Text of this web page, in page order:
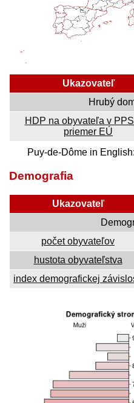
Ukazovateľ
Hrubý
HDP na obyvateľa v
priemer EÚ
Puy-de-Dôme in English:
Demografia
Ukazovateľ
počet obyvateľov
hustota obyvateľstva
index demografickej